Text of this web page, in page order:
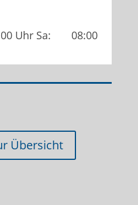
Uhr Sa: 08:00
Übersicht